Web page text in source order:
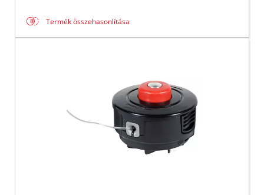
Termék összehasonlítása